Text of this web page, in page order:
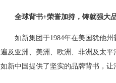
全球背书+荣誉加持，铸就强大
如新集团于1984年在美国犹他
遍及亚洲、美洲、欧洲、非洲及太
如新中国提供了坚实的品牌背书，让